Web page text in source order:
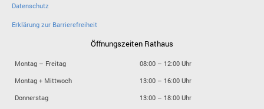
Datenschutz
Erklärung zur Barrierefreiheit
Öffnungszeiten Rathaus
Montag – Freitag
08:00 – 12:00 Uhr
Montag + Mittwoch
13:00 – 16:00 Uhr
Donnerstag
13:00 – 18:00 Uhr